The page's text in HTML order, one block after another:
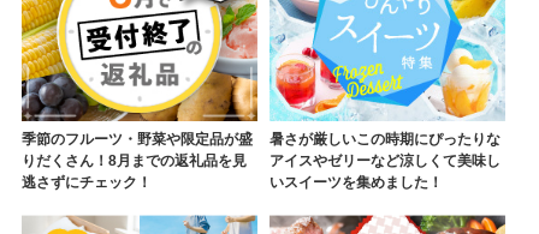
季節のフルーツ・野菜や限定品が盛
りだくさん！8月までの返礼品を見
逃さずにチェック！
暑さが厳しいこの時期にぴったりな
アイスやゼリーなど涼しくて美味し
いスイーツを集めました！